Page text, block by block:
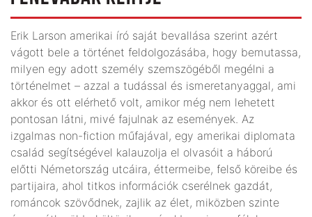
Erik Larson amerikai író saját bevallása szerint azért
vágott bele a történet feldolgozásába, hogy bemutassa,
milyen egy adott személy szemszögéből megélni a
történelmet – azzal a tudással és ismeretanyaggal, ami
akkor és ott elérhető volt, amikor még nem lehetett
pontosan látni, mivé fajulnak az események. Az
izgalmas non-fiction műfajával, egy amerikai diplomata
család segítségével kalauzolja el olvasóit a háború
előtti Németország utcáira, éttermeibe, felső köreibe és
partijaira, ahol titkos információk cserélnek gazdát,
románcok szövődnek, zajlik az élet, miközben szinte